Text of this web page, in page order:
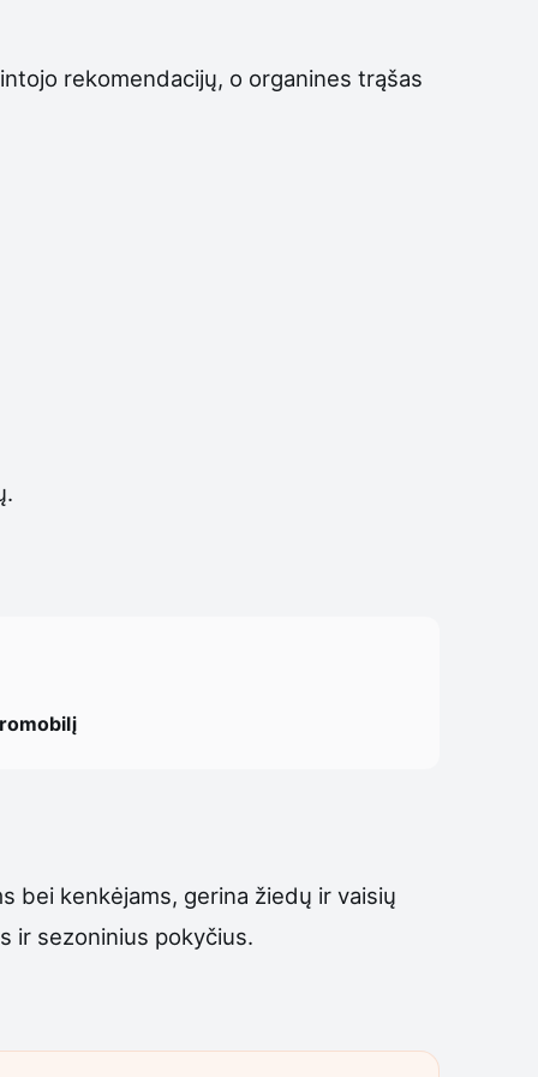
rekomendacijų, o organines trąšas
bei kenkėjams, gerina žiedų ir vaisių
ir sezoninius pokyčius.